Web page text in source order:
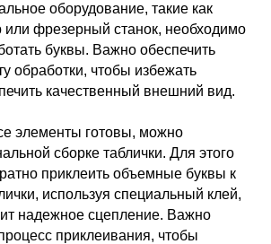
оборудование, такие как
или фрезерный станок, необходимо
буквы. Важно обеспечить
обработки, чтобы избежать
качественный внешний вид.
элементы готовы, можно
сборке таблички. Для этого
приклеить объемные буквы к
используя специальный клей,
надежное сцепление. Важно
приклеивания, чтобы